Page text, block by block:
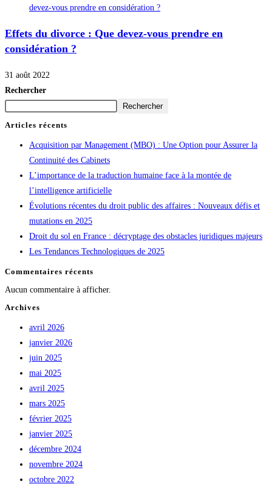
Effets du divorce : Que devez-vous prendre en
considération ?
31 août 2022
Rechercher
Rechercher
Articles récents
Acquisition par Management (MBO) : Une Option pour Assurer la
Continuité des Cabinets
L’importance de la traduction humaine face à la montée de
l’intelligence artificielle
Évolutions récentes du droit public des affaires : Nouveaux défis et
mutations en 2025
Droit du sol en France : décryptage des obstacles juridiques majeurs
Les Tendances Technologiques de 2025
Commentaires récents
Aucun commentaire à afficher.
Archives
avril 2026
janvier 2026
juin 2025
mai 2025
avril 2025
mars 2025
février 2025
janvier 2025
décembre 2024
novembre 2024
octobre 2022